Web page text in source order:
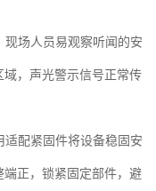
场人员易观察听闻的安
，声光警示信号正常传
适配紧固件将设备稳固安
正，锁紧固定部件，避